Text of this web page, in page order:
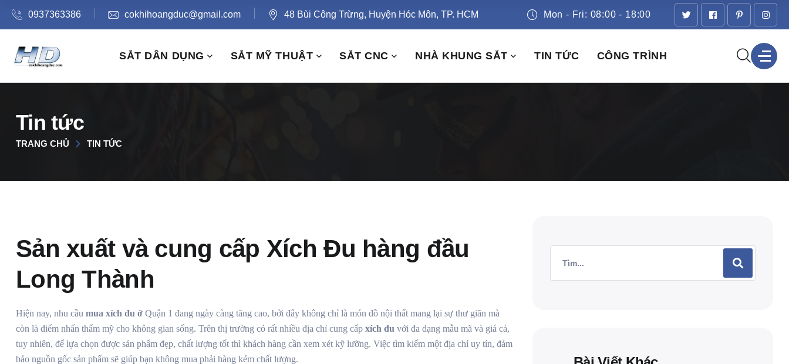
0937363386 cokhihoangduc@gmail.com 48 Bùi Công Trừng, Huyện Hóc Môn, TP. HCM Mon - Fri: 08:00 - 18:00
SẮT DÂN DỤNG SẮT MỸ THUẬT SẮT CNC NHÀ KHUNG SẮT TIN TỨC CÔNG TRÌNH
Tin tức
TRANG CHỦ TIN TỨC
Sản xuất và cung cấp Xích Đu hàng đầu
Long Thành
Hiện nay, nhu cầu mua xích đu ở Quận 1 đang ngày càng tăng cao, bởi đây không chỉ là món đồ nội thất mang lại sự thư giãn mà
còn là điểm nhấn thẩm mỹ cho không gian sống. Trên thị trường có rất nhiều địa chỉ cung cấp xích đu với đa dạng mẫu mã và giá cả,
tuy nhiên, để lựa chọn được sản phẩm đẹp, chất lượng tốt thì khách hàng cần xem xét kỹ lưỡng. Việc tìm kiếm một địa chỉ uy tín, đảm
bảo nguồn gốc sản phẩm sẽ giúp bạn không mua phải hàng kém chất lượng.